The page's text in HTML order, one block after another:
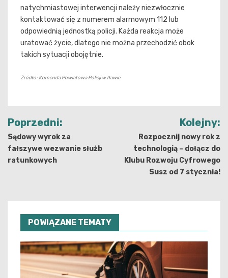
natychmiastowej interwencji należy niezwłocznie
kontaktować się z numerem alarmowym 112 lub
odpowiednią jednostką policji. Każda reakcja może
uratować życie, dlatego nie można przechodzić obok
takich sytuacji obojętnie.
Źródło: Komenda Powiatowa Policji w Iławie
Nawigacja
wpisu
Poprzedni:
Sądowy wyrok za
fałszywe wezwanie służb
ratunkowych
Kolejny:
Rozpocznij nowy rok z
technologią – dołącz do
Klubu Rozwoju Cyfrowego
Susz od 7 stycznia!
POWIĄZANE TEMATY